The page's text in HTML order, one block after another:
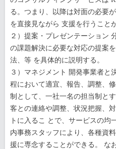
る。つまり、以降は対面の必要
を直接見ながら 支援を行うこと
２）提案・プレゼンテーション
の課題解決に必要な対応の提案
法、等 を具体的に説明する。
３）マネジメント 開発事業者と
程において適宜、報告、調整、
制として、一社一名の担当制と
客との連絡や調整、状況把握、
トに入るこ とで、サービスの均
内事務スタッフにより、各種資
援に専念することができる。 な